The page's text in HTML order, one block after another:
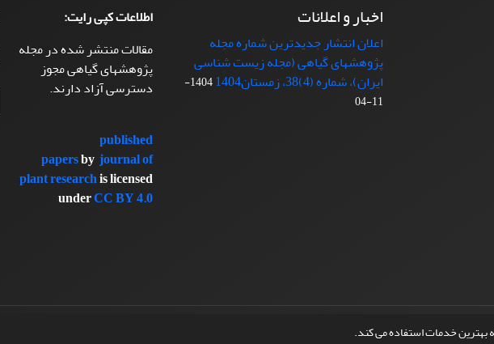
بهترین خدمات استفاده می کند.
اخبار و اعلانات
اعلان انتشار جدیدترین شماره مجله
پژوهشهای گیاهی (مجله زیست شناسی
ایران)، شماره (4)38، زمستان1404
1404-
11-04
اطلاعات کپی رایت:
مقالات منتشر شده در مجله
پژوهشهای گیاهی مجوز
دسترسی آزاد دارند.
published
papersbyjournal of
plant researchis licensed
underCC BY 4.0
علمی.طراحی و پیاده سازی از